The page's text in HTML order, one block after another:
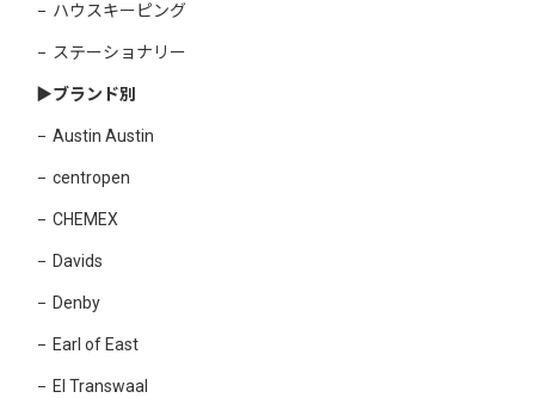
ハウスキーピング
ステーショナリー
▶︎ブランド別
Austin Austin
centropen
CHEMEX
Davids
Denby
Earl of East
El Transwaal